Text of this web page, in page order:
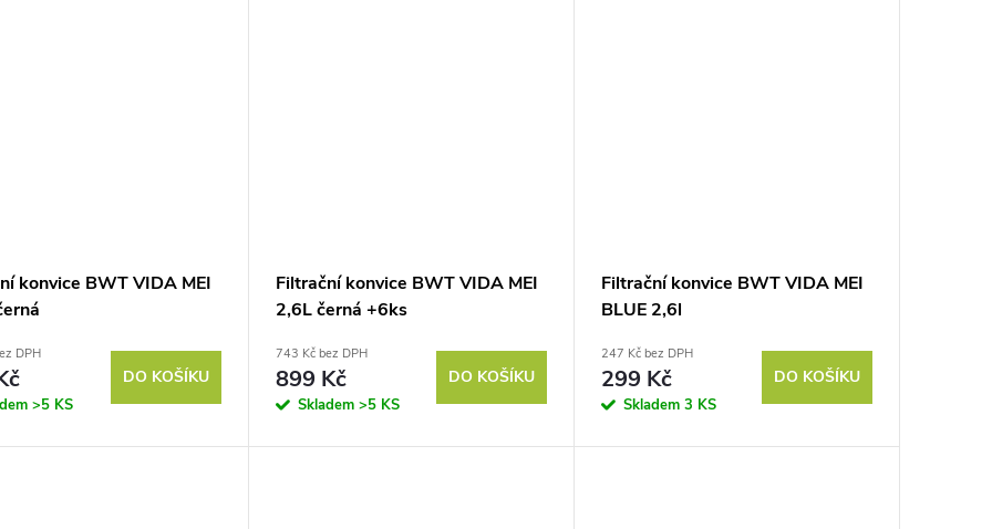
konvice BWT VIDA MEI
DPH
>5 KS
DO KOŠÍKU
Filtrační konvice BWT VIDA MEI
2,6L černá +6ks
743 Kč bez DPH
899 Kč
Skladem >5 KS
DO KOŠÍKU
Filtrační konvice BWT VIDA MEI
BLUE 2,6l
247 Kč bez DPH
299 Kč
Skladem 3 KS
DO KOŠÍKU